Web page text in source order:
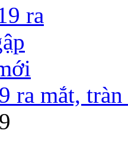
ra mắt,